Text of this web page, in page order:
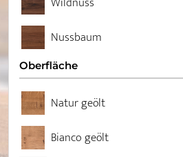
Nussbaum
Oberfläche
Natur geölt
Bianco geölt